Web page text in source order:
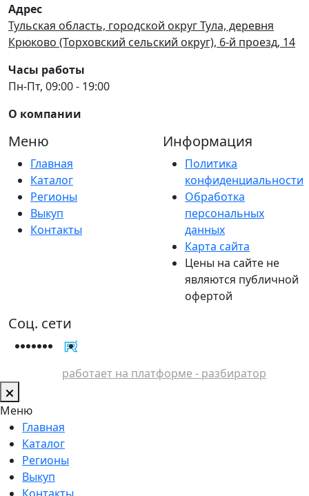
Адрес
Тульская область, городской округ Тула, деревня
Крюково (Торховский сельский округ), 6-й проезд, 14
Часы работы
Пн-Пт, 09:00 - 19:00
О компании
Меню
Главная
Каталог
Регионы
Выкуп
Контакты
Информация
Политика
конфиденциальности
Обработка
персональных
данных
Карта сайта
Цены на сайте не
являются публичной
офертой
Соц. сети
работает на платформе - разбиратор
Меню
Главная
Каталог
Регионы
Выкуп